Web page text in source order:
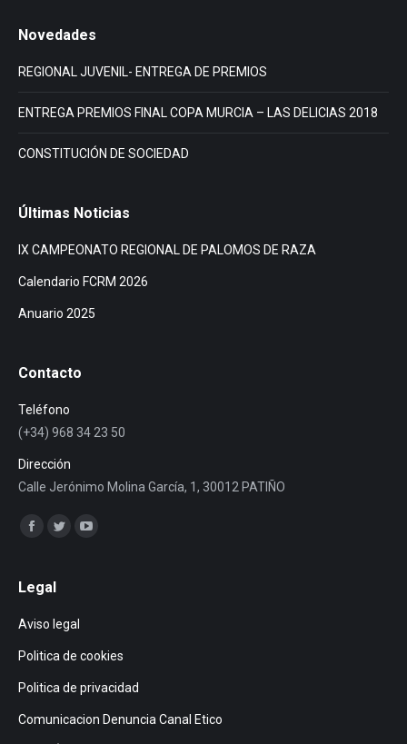
Novedades
REGIONAL JUVENIL- ENTREGA DE PREMIOS
ENTREGA PREMIOS FINAL COPA MURCIA – LAS DELICIAS 2018
CONSTITUCIÓN DE SOCIEDAD
Últimas Noticias
IX CAMPEONATO REGIONAL DE PALOMOS DE RAZA
Calendario FCRM 2026
Anuario 2025
Contacto
Teléfono
(+34) 968 34 23 50
Dirección
Calle Jerónimo Molina García, 1, 30012 PATIÑO
Encuéntranos en:
Facebook
opens
new
window
Twitter
new
windowwindow
Legal
Aviso legal
Politica de cookies
Politica de privacidad
Comunicacion Denuncia Canal Etico